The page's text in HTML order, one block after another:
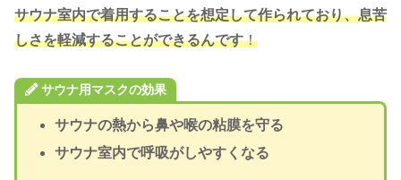
サウナ室内で着用することを想定して作られており、息苦
しさを軽減することができるんです！
サウナ用マスクの効果
サウナの熱から鼻や喉の粘膜を守る
サウナ室内で呼吸がしやすくなる